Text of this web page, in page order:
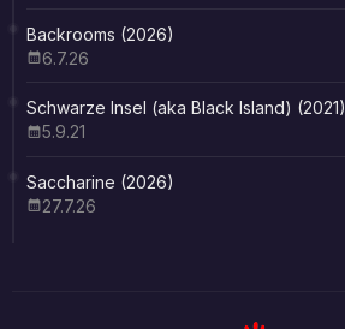
Backrooms (2026)
6.7.26
Schwarze Insel (aka Black Island) (2021)
5.9.21
Saccharine (2026)
27.7.26